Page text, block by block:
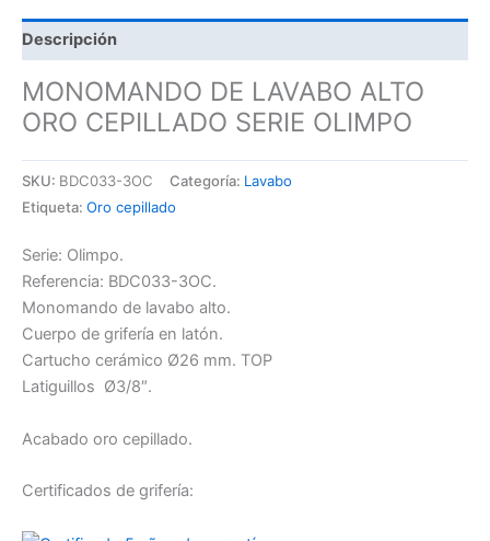
Descripción
MONOMANDO DE LAVABO ALTO
ORO CEPILLADO SERIE OLIMPO
SKU: BDC033-3OC Categoría: Lavabo
Etiqueta: Oro cepillado
Serie: Olimpo.
Referencia: BDC033-3OC.
Monomando de lavabo alto.
Cuerpo de grifería en latón.
Cartucho cerámico Ø26 mm. TOP
Latiguillos Ø3/8″.
Acabado oro cepillado.
Certificados de grifería: